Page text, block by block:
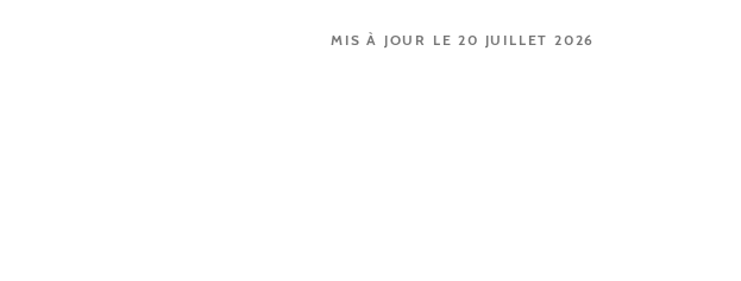
MIS À JOUR LE 20 JUILLET 2026